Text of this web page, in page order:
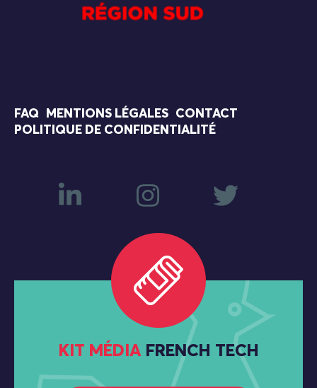
FAQ MENTIONS LÉGALES
CONTACT
POLITIQUE DE CONFIDENTIALITÉ
KIT MÉDIA FRENCH TECH